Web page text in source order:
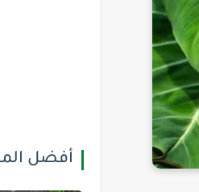
أفضل